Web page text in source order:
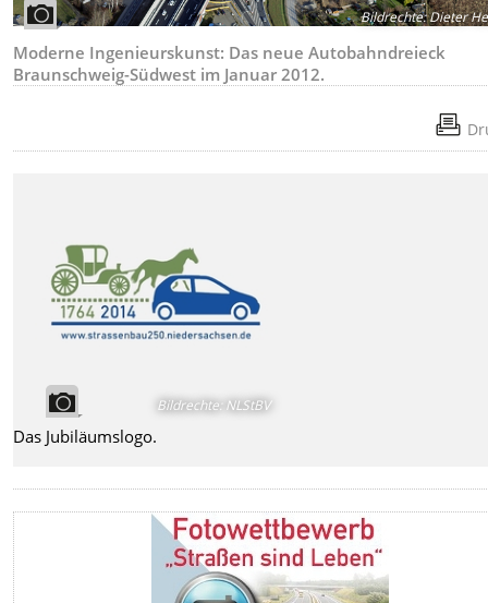
Bildrechte:Dieter
Moderne Ingenieurskunst: Das neue Autobahndreieck
Braunschweig-Südwest im Januar 2012.
Bildrechte: NLStBV
Das Jubiläumslogo.